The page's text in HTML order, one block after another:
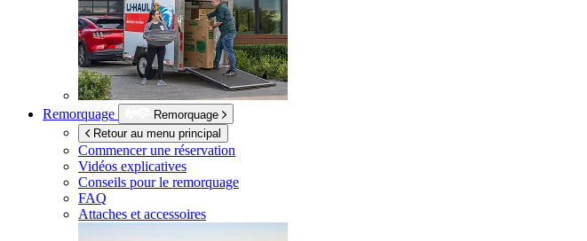
Remorquage
Remorquage
Retour au menu principal
Commencer une réservation
Vidéos explicatives
Conseils pour le remorquage
FAQ
Attaches et accessoires